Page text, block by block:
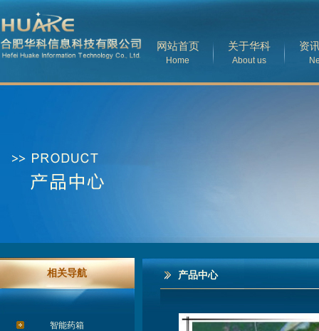
网站首页
Home
关于华科
About us
资
相关导航
智能药箱
产品中心